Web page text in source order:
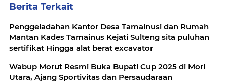
Berita Terkait
Penggeladahan Kantor Desa Tamainusi dan Rumah
Mantan Kades Tamainus Kejati Sulteng sita puluhan
sertifikat Hingga alat berat excavator
Wabup Morut Resmi Buka Bupati Cup 2025 di Mori
Utara, Ajang Sportivitas dan Persaudaraan